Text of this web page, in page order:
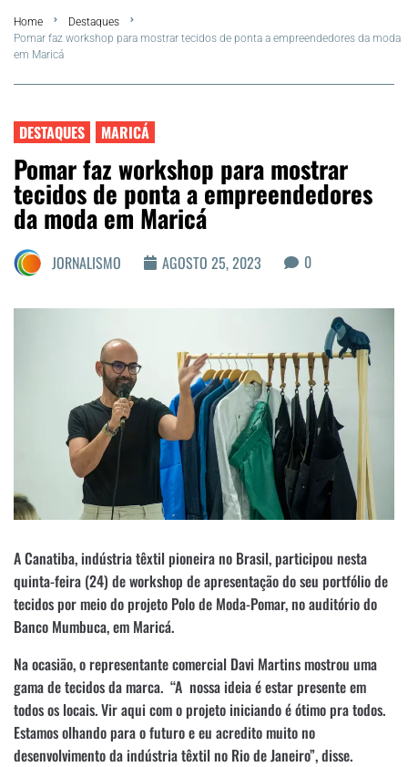
FLA Araru 2026
Araruama
Região dos Lagos
Agenda Cultural
Colunistas
Matérias Exclusivas
Home
Destaques
Pomar faz workshop para mostrar tecidos de ponta a empreendedores da moda
em Maricá
DESTAQUES MARICÁ
Pomar faz workshop para mostrar
tecidos de ponta a empreendedores
da moda em Maricá
JORNALISMO AGOSTO 25, 2023 0
A Canatiba, indústria têxtil pioneira no Brasil, participou nesta
quinta-feira (24) de workshop de apresentação do seu portfólio de
tecidos por meio do projeto Polo de Moda-Pomar, no auditório do
Banco Mumbuca, em Maricá.
Na ocasião, o representante comercial Davi Martins mostrou uma
gama de tecidos da marca. “A nossa ideia é estar presente em
todos os locais. Vir aqui com o projeto iniciando é ótimo pra todos.
Estamos olhando para o futuro e eu acredito muito no
desenvolvimento da indústria têxtil no Rio de Janeiro”, disse.